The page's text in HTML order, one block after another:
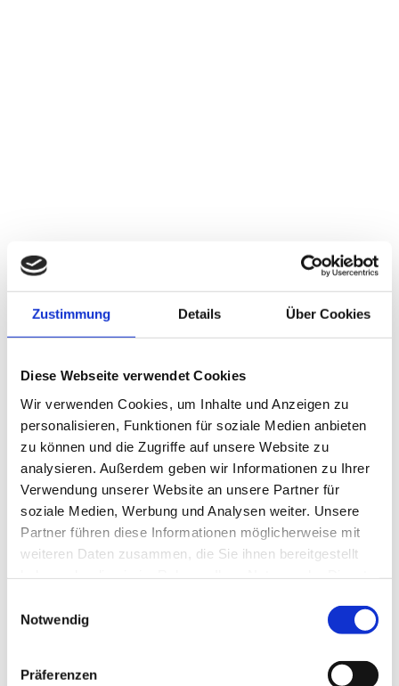
Zustimmung Details Über Cookies
Diese Webseite verwendet Cookies
Wir verwenden Cookies, um Inhalte und Anzeigen zu
personalisieren, Funktionen für soziale Medien anbieten
zu können und die Zugriffe auf unsere Website zu
analysieren. Außerdem geben wir Informationen zu Ihrer
Verwendung unserer Website an unsere Partner für
soziale Medien, Werbung und Analysen weiter. Unsere
Partner führen diese Informationen möglicherweise mit
weiteren Daten zusammen, die Sie ihnen bereitgestellt
Notwendig
Präferenzen